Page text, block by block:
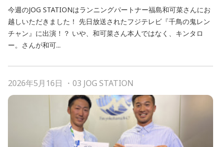
今週のJOG STATIONはランニングパートナー福島和可菜さんにお
越しいただきました！ 先日放送されたフジテレビ『千鳥の鬼レン
チャン』に出演！？ いや、和可菜さん本人ではなく、キンタロ
ー。さんが和可...
2026年5月16日 ・ 03 JOG STATION